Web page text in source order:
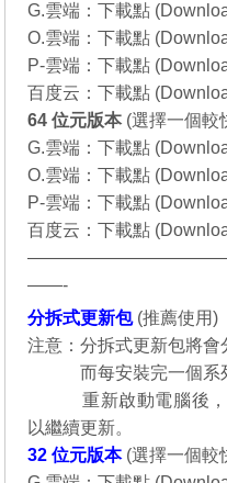
G.雲端：下載點
O.雲端：下載點
P-雲端：下載點
百度云：下載點
64 位元版本(選擇一個較
G.雲端：下載點
O.雲端：下載點
P-雲端：下載點
百度云：下載點
——-
分拆式更新包(推薦使用)
注意：分拆式更新包將會
說明：而每安裝完一個系
說明：重新啟動電腦後
以繼續更新。
32 位元版本(選擇一個較